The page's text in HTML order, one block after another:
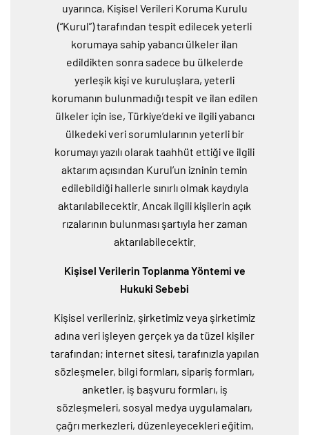
uyarınca, Kişisel Verileri Koruma Kurulu
(“Kurul”) tarafından tespit edilecek yeterli
korumaya sahip yabancı ülkeler ilan
edildikten sonra sadece bu ülkelerde
yerleşik kişi ve kuruluşlara, yeterli
korumanın bulunmadığı tespit ve ilan edilen
ülkeler için ise, Türkiye’deki ve ilgili yabancı
ülkedeki veri sorumlularının yeterli bir
korumayı yazılı olarak taahhüt ettiği ve ilgili
aktarım açısından Kurul’un izninin temin
edilebildiği hallerle sınırlı olmak kaydıyla
aktarılabilecektir. Ancak ilgili kişilerin açık
rızalarının bulunması şartıyla her zaman
aktarılabilecektir.
Kişisel Verilerin Toplanma Yöntemi ve
Hukuki Sebebi
Kişisel verileriniz, şirketimiz veya şirketimiz
adına veri işleyen gerçek ya da tüzel kişiler
tarafından; internet sitesi, tarafınızla yapılan
sözleşmeler, bilgi formları, sipariş formları,
anketler, iş başvuru formları, iş
sözleşmeleri, sosyal medya uygulamaları,
çağrı merkezleri, düzenleyecekleri eğitim,